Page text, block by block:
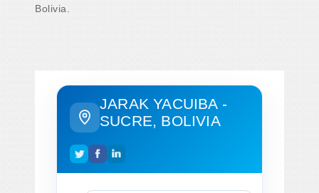
Bolivia.
JARAK YACUIBA -
SUCRE, BOLIVIA